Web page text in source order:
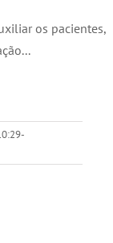
os pacientes,